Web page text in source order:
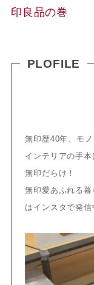
印良品の巻
PLOFILE
無印歴40年、モ
インテリアの手本
無印だらけ！
無印愛あふれる
はインスタで発